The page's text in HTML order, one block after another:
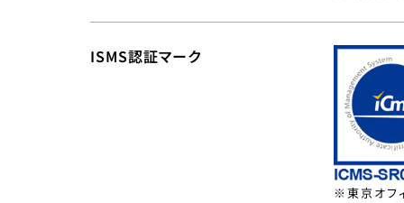
ISMS認証マーク
※東京オフ